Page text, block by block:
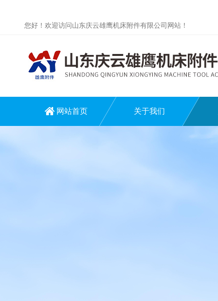
您好！欢迎访问山东庆云雄鹰机床附件有限公司网站！
网站首页 关于我们